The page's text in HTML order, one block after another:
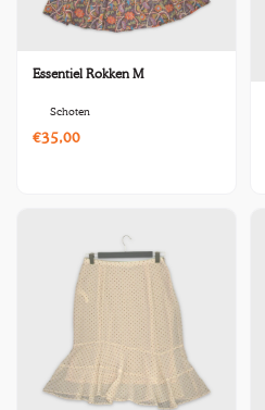
Essentiel Rokken M
Schoten
€35,00